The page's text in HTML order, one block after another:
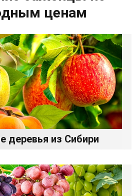
ценам
деревья из Сибири